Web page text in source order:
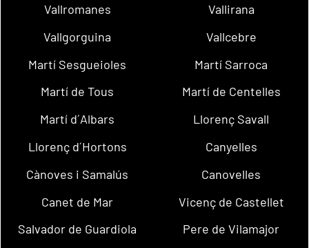
Vallromanes
Vallirana
Vallgorguina
Vallcebre
Martí Sesgueioles
Martí Sarroca
Martí de Tous
Martí de Centelles
Martí d´Albars
Llorenç Savall
Llorenç d´Hortons
Canyelles
Cànoves i Samalús
Canovelles
Canet de Mar
Vicenç de Castellet
Salvador de Guardiola
Pere de Vilamajor